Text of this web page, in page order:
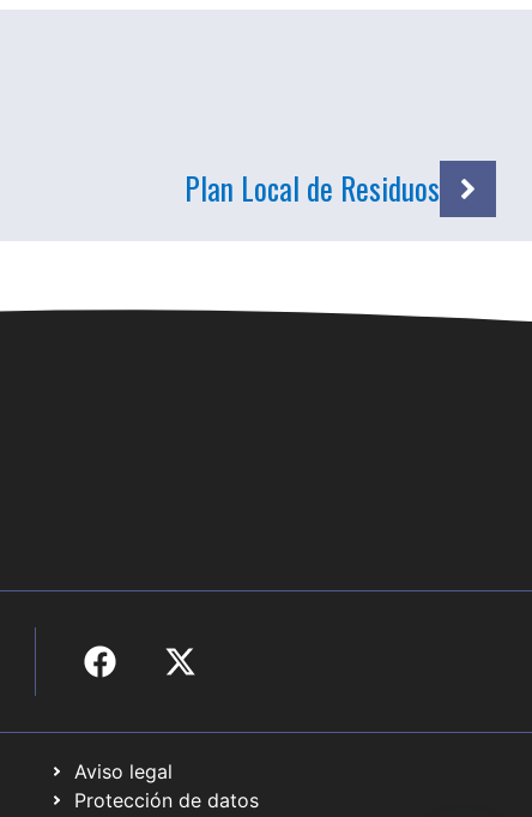
Plan Local de Residuos
Aviso legal
Protección de datos